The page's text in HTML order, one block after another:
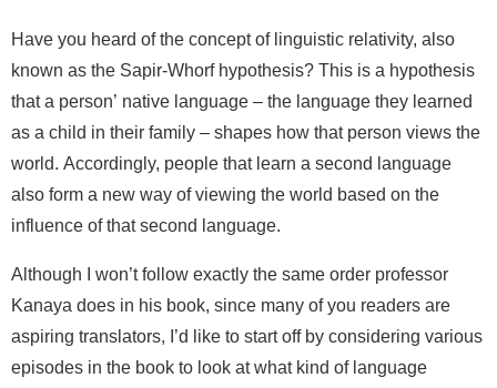
Have you heard of the concept of linguistic relativity, also
known as the Sapir-Whorf hypothesis? This is a hypothesis
that a person’ native language – the language they learned
as a child in their family – shapes how that person views the
world. Accordingly, people that learn a second language
also form a new way of viewing the world based on the
influence of that second language.
Although I won’t follow exactly the same order professor
Kanaya does in his book, since many of you readers are
aspiring translators, I’d like to start off by considering various
episodes in the book to look at what kind of language